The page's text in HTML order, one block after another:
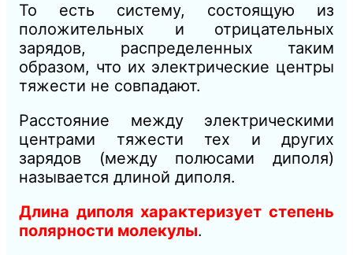
То есть систему, состоящую из
положительных и отрицательных
зарядов, распределенных таким
образом, что их электрические центры
тяжести не совпадают.
Расстояние между электрическими
центрами тяжести тех и других
зарядов (между полюсами диполя)
называется длиной диполя.
Длина диполя характеризует степень
полярности молекулы.